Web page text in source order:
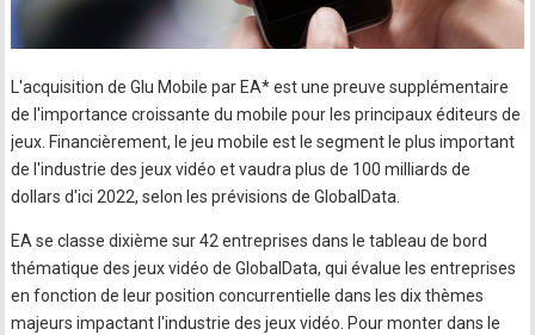
L'acquisition de Glu Mobile par EA* est une preuve supplémentaire
de l'importance croissante du mobile pour les principaux éditeurs de
jeux. Financièrement, le jeu mobile est le segment le plus important
de l'industrie des jeux vidéo et vaudra plus de 100 milliards de
dollars d'ici 2022, selon les prévisions de GlobalData.
EA se classe dixième sur 42 entreprises dans le tableau de bord
thématique des jeux vidéo de GlobalData, qui évalue les entreprises
en fonction de leur position concurrentielle dans les dix thèmes
majeurs impactant l'industrie des jeux vidéo. Pour monter dans le